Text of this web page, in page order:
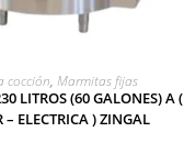
A COTIZACIÓN
cocción, Marmitas fijas
LITROS (60 GALONES) A (
– ELECTRICA ) ZINGAL